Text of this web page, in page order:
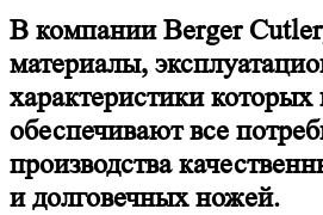
В компании Berger
материалы,
характеристики
обеспечивают все
производства
и долговечных ножей.